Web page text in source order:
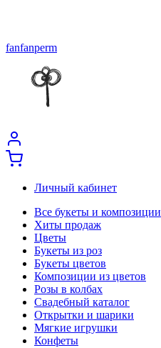
fanfanperm
Личный кабинет
Все букеты и композиции
Хиты продаж
Цветы
Букеты из роз
Букеты цветов
Композиции из цветов
Розы в колбах
Свадебный каталог
Открытки и шарики
Мягкие игрушки
Конфеты